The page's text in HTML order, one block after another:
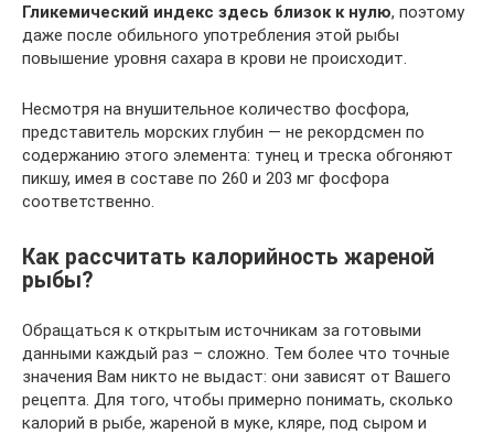
Гликемический индекс здесь близок к нулю, поэтому
даже после обильного употребления этой рыбы
повышение уровня сахара в крови не происходит.
Несмотря на внушительное количество фосфора,
представитель морских глубин — не рекордсмен по
содержанию этого элемента: тунец и треска обгоняют
пикшу, имея в составе по 260 и 203 мг фосфора
соответственно.
Как рассчитать калорийность жареной
рыбы?
Обращаться к открытым источникам за готовыми
данными каждый раз – сложно. Тем более что точные
значения Вам никто не выдаст: они зависят от Вашего
рецепта. Для того, чтобы примерно понимать, сколько
калорий в рыбе, жареной в муке, кляре, под сыром и